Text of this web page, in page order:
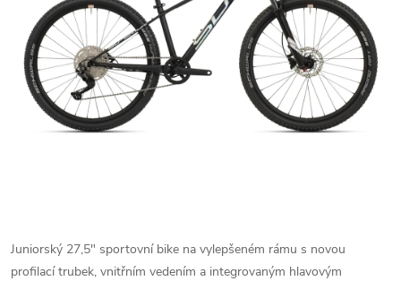
Juniorský 27,5" sportovní bike na vylepšeném rámu s novou
profilací trubek, vnitřním vedením a integrovaným hlavovým